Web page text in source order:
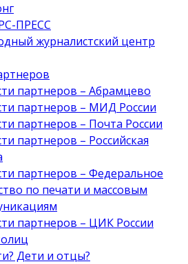
ПРЕСС
журналистский центр
партнеров – Абрамцево
партнеров – МИД России
партнеров – Почта России
партнеров – Российская
партнеров – Федеральное
по печати и массовым
партнеров – ЦИК России
Дети и отцы?